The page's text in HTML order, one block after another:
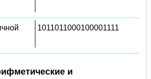
1011011000100001111
и